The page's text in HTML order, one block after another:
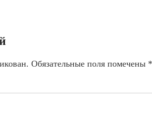
Обязательные поля помечены *